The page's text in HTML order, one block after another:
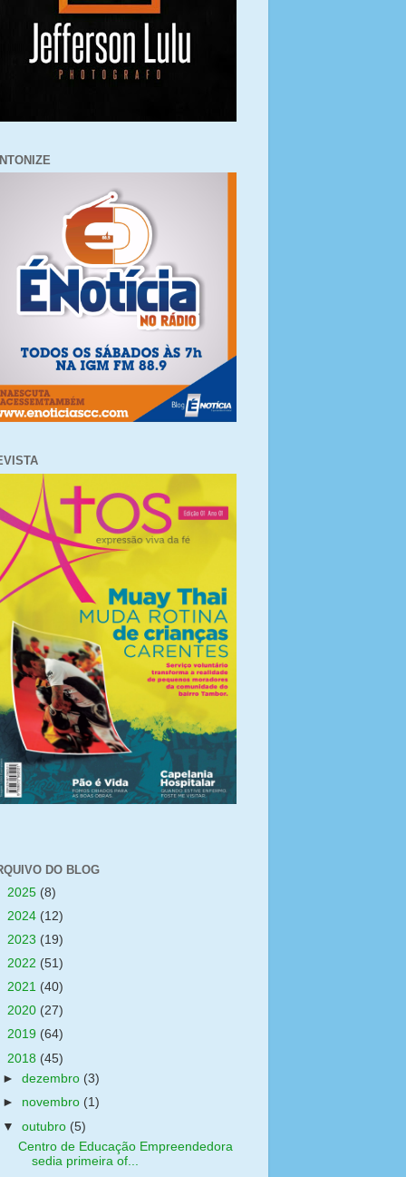
DO BLOG
2025 (8)
2024 (12)
2023 (19)
2022 (51)
2021 (40)
2020 (27)
2019 (64)
2018 (45)
►dezembro (3)
► novembro (1)
▼outubro (5)
Centro de Educação Empreendedora
sedia primeira of...